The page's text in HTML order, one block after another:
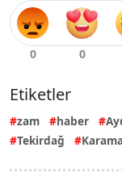
Etiketler
zam haber
Tekirdağ